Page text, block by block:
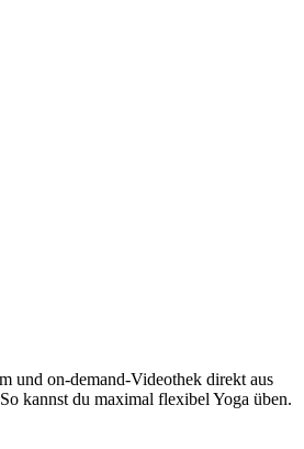
und on-demand-Videothek direkt aus
kannst du maximal flexibel Yoga üben.